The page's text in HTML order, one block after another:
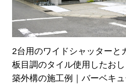
2台用のワイドシャッターと
板目調のタイル使用したお
築外構の施工例｜バーベキ